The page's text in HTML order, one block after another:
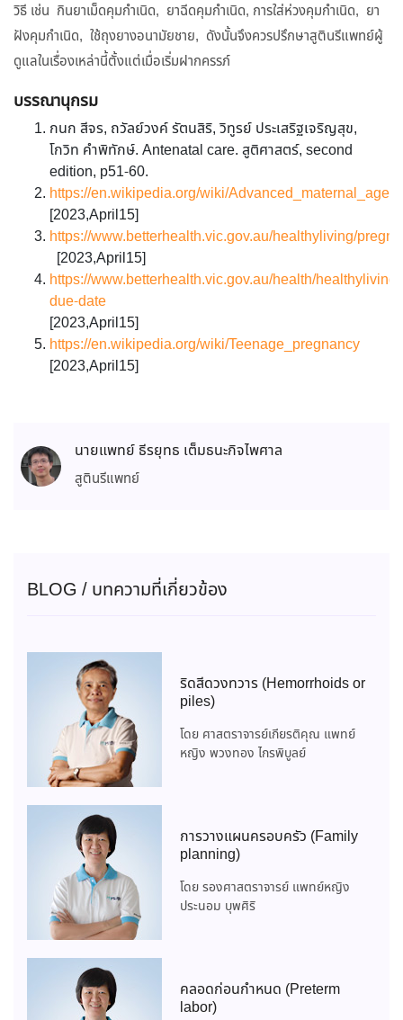
วิธี เช่น กินยาเม็ดคุมกำเนิด, ยาฉีดคุมกำเนิด, การใส่ห่วงคุมกำเนิด, ยา
ฝังคุมกำเนิด, ใช้ถุงยางอนามัยชาย, ดังนั้นจึงควรปรึกษาสูตินรีแพทย์ผู้
ดูแลในเรื่องเหล่านี้ตั้งแต่เมื่อเริ่มฝากครรภ์
บรรณานุกรม
กนก สีจร, ถวัลย์วงค์ รัตนสิริ, วิทูรย์ ประเสริฐเจริญสุข,
โกวิท คำพิทักษ์. Antenatal care. สูติศาสตร์, second
edition, p51-60.
https://en.wikipedia.org/wiki/Advanced_maternal_age
[2023,April15]
https://www.betterhealth.vic.gov.au/healthyliving/
[2023,April15]
https://www.betterhealth.vic.gov.au/health/
due-date
[2023,April15]
https://en.wikipedia.org/wiki/Teenage_pregnancy
[2023,April15]
นายแพทย์ ธีรยุทธ เต็มธนะกิจไพศาล
สูตินรีแพทย์
BLOG / บทความที่เกี่ยวข้อง
ริดสีดวงทวาร (Hemorrhoids or
piles)
โดย ศาสตราจารย์เกียรติคุณ แพทย์
หญิง พวงทอง ไกรพิบูลย์
การวางแผนครอบครัว (Family
planning)
โดย รองศาสตราจารย์ แพทย์หญิง
ประนอม บุพศิริ
คลอดก่อนกำหนด (Preterm
labor)